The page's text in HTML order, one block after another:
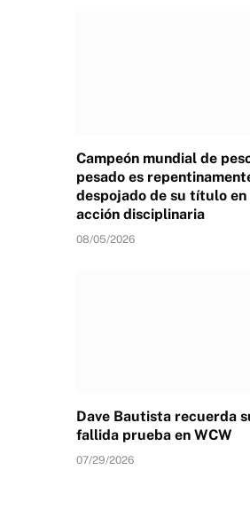
Campeón mundial de
pesado es
despojado de su título en
acción disciplinaria
08/05/2026
Dave Bautista recuerda
fallida prueba en WCW
07/29/2026